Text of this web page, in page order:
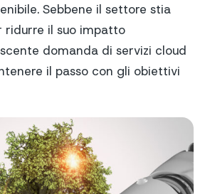
Sebbene il settore stia
ridurre il suo impatto
domanda di servizi cloud
il passo con gli obiettivi